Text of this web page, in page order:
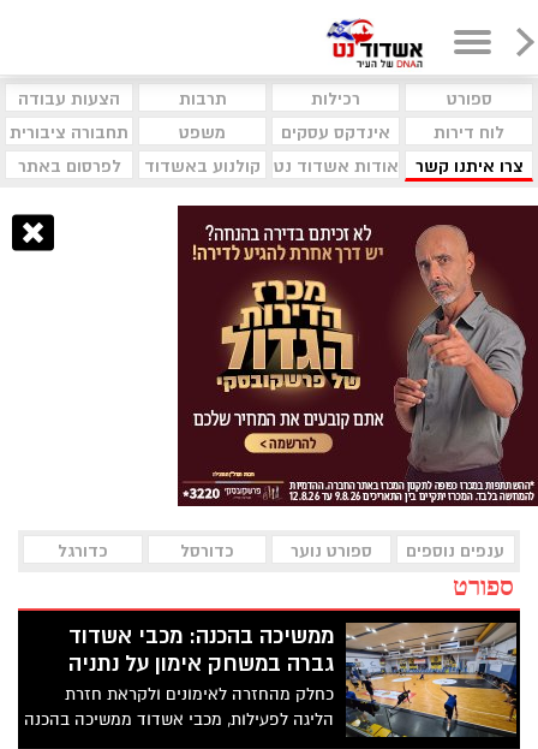
ספורט רכילות תרבות
הצעות עבודה
לוח דירות
אינדקס עסקים משפט
תחבורה ציבורית
צרו איתנו קשר
אודות אשדוד נט קולנוע באשדוד לפרסום באתר
ענפים נוספים ספורט נוער כדורסל כדורגל
ספורט
ממשיכה בהכנה: מכבי אשדוד
גברה במשחק אימון על נתניה
כחלק מהחזרה לאימונים ולקראת חזרת
הליגה לפעילות, מכבי אשדוד ממשיכה בהכנה
לעונה ושיחקה מול אליצור נתניה במשחק